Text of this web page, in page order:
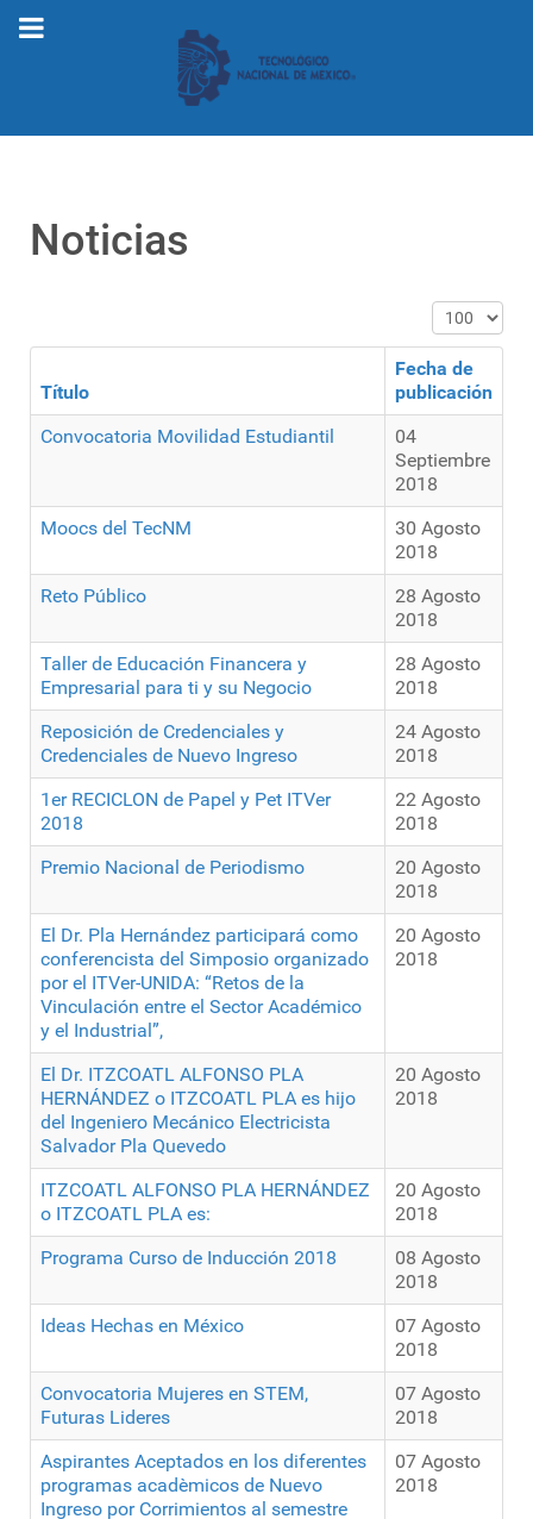
Noticias
Cantidad
Título
Fecha de
publicación
Convocatoria Movilidad Estudiantil
04
Septiembre
2018
Moocs del TecNM
30 Agosto
2018
Reto Público
28 Agosto
2018
Taller de Educación Financera y
Empresarial para ti y su Negocio
28 Agosto
2018
Reposición de Credenciales y
Credenciales de Nuevo Ingreso
24 Agosto
2018
1er RECICLON de Papel y Pet ITVer
2018
22 Agosto
2018
Premio Nacional de Periodismo
20 Agosto
2018
El Dr. Pla Hernández participará como
conferencista del Simposio organizado
por el ITVer-UNIDA: “Retos de la
Vinculación entre el Sector Académico
y el Industrial”,
20 Agosto
2018
El Dr. ITZCOATL ALFONSO PLA
HERNÁNDEZ o ITZCOATL PLA es hijo
del Ingeniero Mecánico Electricista
Salvador Pla Quevedo
20 Agosto
2018
ITZCOATL ALFONSO PLA HERNÁNDEZ
o ITZCOATL PLA es:
20 Agosto
2018
Programa Curso de Inducción 2018
08 Agosto
2018
Ideas Hechas en México
07 Agosto
2018
Convocatoria Mujeres en STEM,
Futuras Lideres
07 Agosto
2018
Aspirantes Aceptados en los diferentes
programas acadèmicos de Nuevo
Ingreso por Corrimientos al semestre
07 Agosto
2018